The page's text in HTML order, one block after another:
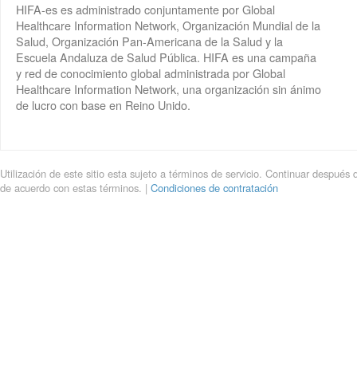
HIFA-es es administrado conjuntamente por Global
Healthcare Information Network, Organización Mundial de la
Salud, Organización Pan-Americana de la Salud y la
Escuela Andaluza de Salud Pública. HIFA es una campaña
y red de conocimiento global administrada por Global
Healthcare Information Network, una organización sin ánimo
de lucro con base en Reino Unido.
Utilización de este sitio esta sujeto a términos de servicio. Continuar después
de acuerdo con estas términos. | Condiciones de contratación